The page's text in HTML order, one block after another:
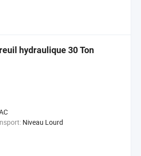
hydraulique 30 Ton
Niveau Lourd